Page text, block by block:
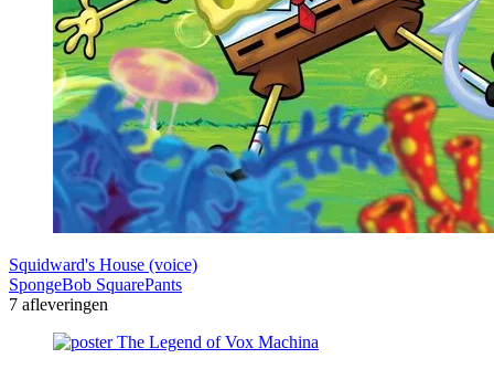
Squidward's House (voice)
SpongeBob SquarePants
7 afleveringen